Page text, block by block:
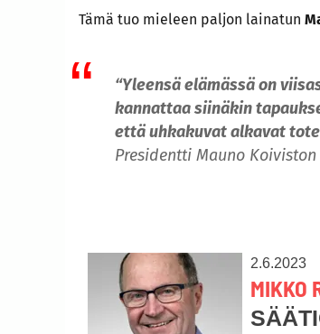
Tämä tuo mieleen paljon lainatun
“Yleensä elämässä on
kannattaa siinäkin
että uhkakuvat alkavat
Presidentti Mauno
2.6.2023
MIKKO